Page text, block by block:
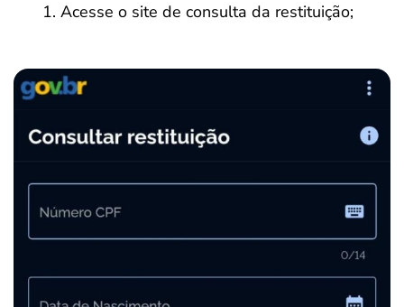
Acesse o site de consulta da restituição;